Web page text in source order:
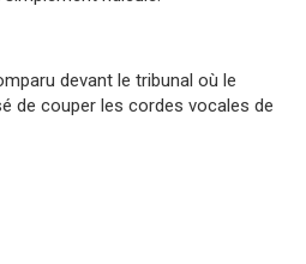
devant le tribunal où le
de couper les cordes vocales de